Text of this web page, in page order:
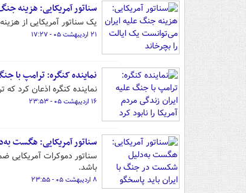
سناتور آمریکایی: هزینه
یک سناتور آمریکایی از
۲۱ اردیبهشت ۰۵ - ۱۷:۲۷
نماینده کنگره: ترامپ با
نماینده کنگره اذعان کرد که
۱۶ اردیبهشت ۰۵ - ۲۳:۵۳
سناتور آمریکایی: هگست
سناتور دموکرات آمریکایی
باشد.
۸ اردیبهشت ۰۵ - ۲۳:۵۵